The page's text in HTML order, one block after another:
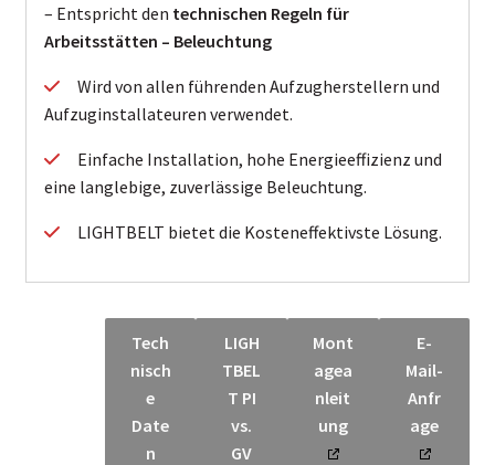
– Entspricht den technischen Regeln für
Arbeitsstätten – Beleuchtung
Wird von allen führenden Aufzugherstellern und
Aufzuginstallateuren verwendet.
Einfache Installation, hohe Energieeffizienz und
eine langlebige, zuverlässige Beleuchtung.
LIGHTBELT bietet die Kosteneffektivste Lösung.
Tech
nisch
e
Date
n
LIGH
TBEL
T PI
vs.
GV
Mont
agea
nleit
ung
E-
Mail-
Anfr
age